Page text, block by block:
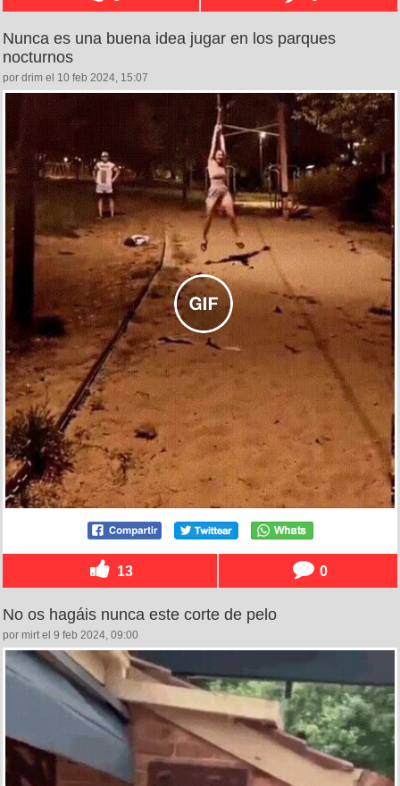
Nunca es una buena idea jugar en los parques
nocturnos
por drim el 10 feb 2024, 15:07
13 0
No os hagáis nunca este corte de pelo
por mirt el 9 feb 2024, 09:00